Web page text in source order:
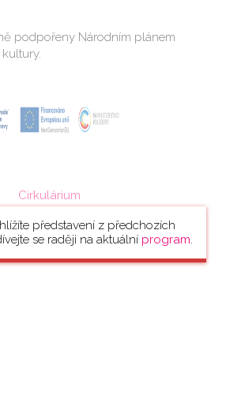
podpořeny Národním plánem
Cirkulárium
představení z předchozích
se raději na aktuální program.